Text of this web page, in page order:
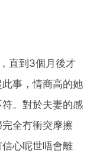
直到3個月後才
事，情商高的她
。對於夫妻的感
全冇衝突摩擦
心呢世唔會離